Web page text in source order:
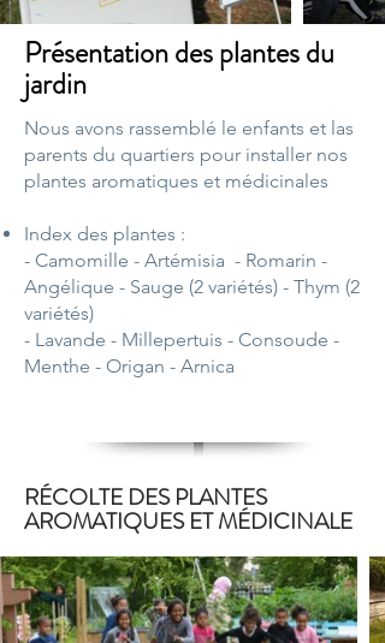
Présentation des plantes du
jardin
Nous avons rassemblé le enfants et las
parents du quartiers pour installer nos
plantes aromatiques et médicinales
Index des plantes :
- Camomille - Artémisia - Romarin -
Angélique - Sauge (2 variétés) - Thym (2
variétés)
- Lavande - Millepertuis - Consoude -
Menthe - Origan - Arnica
RÉCOLTE DES PLANTES
AROMATIQUES ET MÉDICINALE